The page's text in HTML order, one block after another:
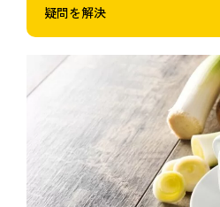
疑問を解決